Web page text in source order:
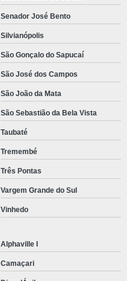
Senador José Bento
Silvianópolis
São Gonçalo do Sapucaí
São José dos Campos
São João da Mata
São Sebastião da Bela Vista
Taubaté
Tremembé
Três Pontas
Vargem Grande do Sul
Vinhedo
Alphaville I
Camaçari